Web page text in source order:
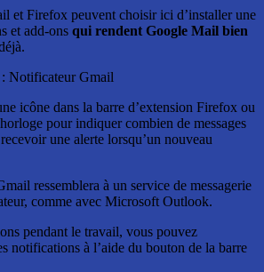
et Firefox peuvent choisir ici d’installer une
et add-ons qui rendent Google Mail bien
Notificateur Gmail
icône dans la barre d’extension Firefox ou
pour indiquer combien de messages
une alerte lorsqu’un nouveau
ressemblera à un service de messagerie
comme avec Microsoft Outlook.
pendant le travail, vous pouvez
notifications à l’aide du bouton de la barre